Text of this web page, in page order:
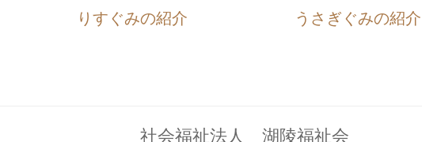
りすぐみの紹介 うさぎぐみの紹介
社会福祉法人 湖陵福祉会